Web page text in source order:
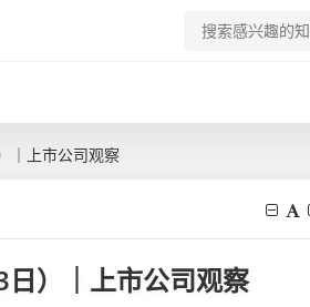
｜上市公司观察
）｜上市公司观察